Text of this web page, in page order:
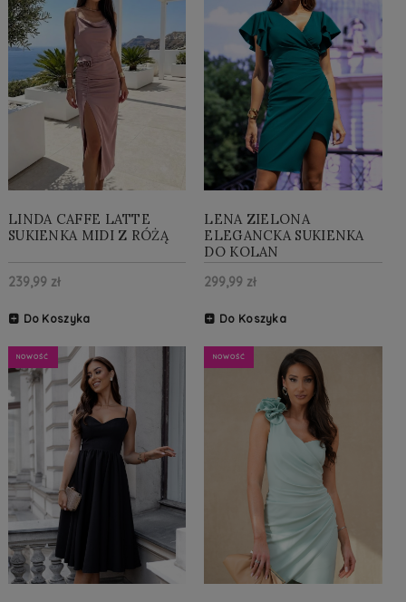
LINDA CAFFE LATTE
SUKIENKA MIDI Z RÓŻĄ
239,99 zł
Do Koszyka
LENA ZIELONA
ELEGANCKA SUKIENKA
DO KOLAN
299,99 zł
Do Koszyka
NOWOŚĆ NOWOŚĆ